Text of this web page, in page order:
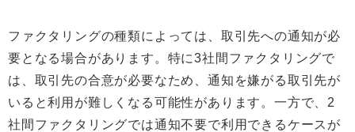
ファクタリングの種類によっては、取引先への通知が必
要となる場合があります。特に3社間ファクタリングで
は、取引先の合意が必要なため、通知を嫌がる取引先が
いると利用が難しくなる可能性があります。一方で、2
社間ファクタリングでは通知不要で利用できるケースが